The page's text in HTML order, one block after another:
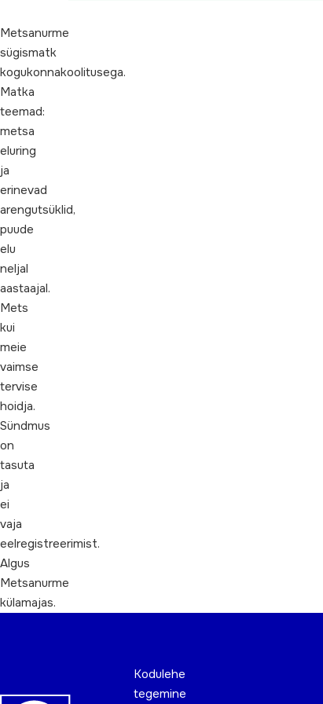
Metsanurme
sügismatk
kogukonnakoolitusega.
Matka
teemad:
metsa
eluring
ja
erinevad
arengutsüklid,
puude
elu
neljal
aastaajal.
Mets
kui
meie
vaimse
tervise
hoidja.
Sündmus
on
tasuta
ja
ei
vaja
eelregistreerimist.
Algus
Metsanurme
külamajas.
Kodulehe
tegemine